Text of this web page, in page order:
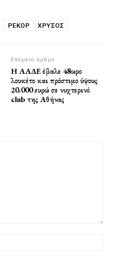
ΡΕΚΌΡ ΧΡΥΣΟΣ
Επόμενο άρθρο
Η ΑΑΔΕ έβαλε 48ωρο
λουκέτο και πρόστιμο ύψους
20.000 ευρώ σε νυχτερινό
club της Αθήνας